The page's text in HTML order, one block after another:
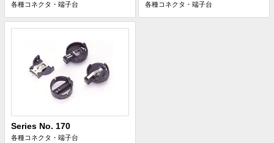
各種コネクタ・端子台 各種コネクタ・端子台
Series No. 170
各種コネクタ・端子台